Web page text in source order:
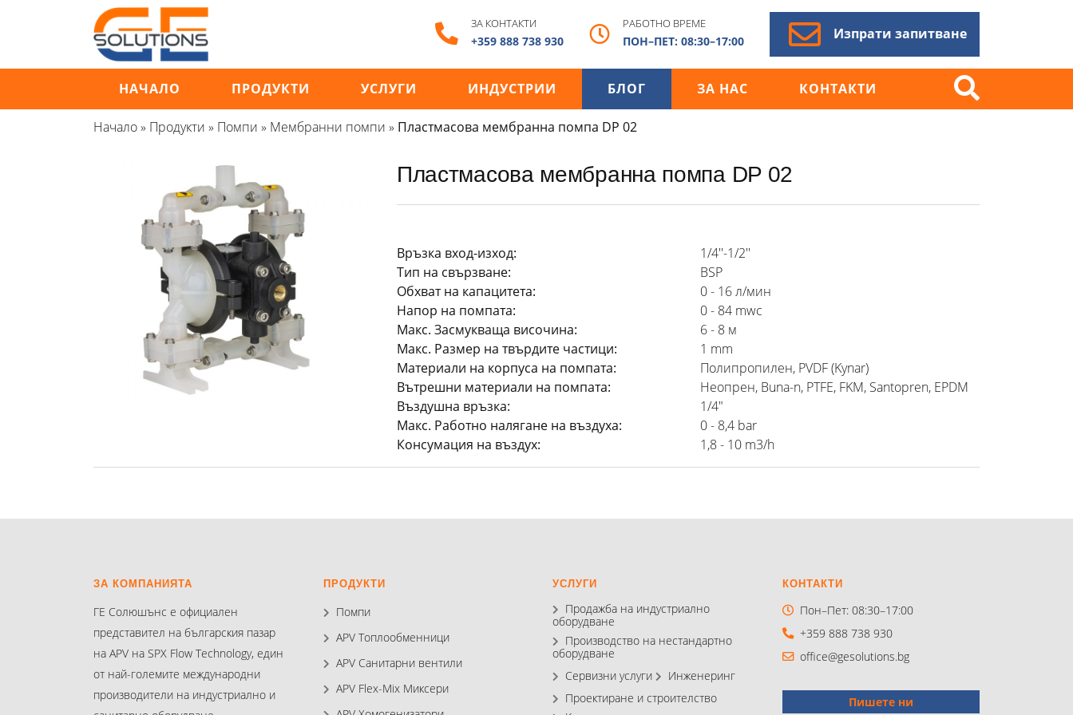
ЗА КОНТАКТИ
+359 888 738 930
РАБОТНО ВРЕМЕ
ПОН–ПЕТ: 08:30–17:00 Изпрати запитване
НАЧАЛО ПРОДУКТИ УСЛУГИ ИНДУСТРИИ БЛОГ ЗА НАС КОНТАКТИ
Начало» Продукти » Помпи » Мембранни помпи » Пластмасова мембранна помпа DP 02
Пластмасова мембранна помпа DP 02
Връзка вход-изход:
1/4''-1/2''
Тип на свързване:
BSP
Обхват на капацитета:
0 - 16 л/мин
Напор на помпата:
0 - 84 mwc
Макс. Засмукваща височина:
6 - 8 м
Макс. Размер на твърдите частици:
1 mm
Материали на корпуса на помпата:
Полипропилен, PVDF (Kynar)
Вътрешни материали на помпата:
Неопрен, Buna-n, PTFE, FKM, Santopren, EPDM
Въздушна връзка:
1/4"
Макс. Работно налягане на въздуха:
0 - 8,4 bar
Консумация на въздух:
1,8 - 10 m3/h
ЗА КОМПАНИЯТА
ГЕ Солюшънс е официален
представител на българския пазар
на APV на SPX Flow Technology, един
от най-големите международни
производители на индустриално и
ПРОДУКТИ
Помпи
APV Топлообменници
APV Санитарни вентили
APV Flex-Mix Миксери
УСЛУГИ
Продажба на индустриално
оборудване
Производство на нестандартно
оборудване
Сервизни услуги
Инженеринг
Проектиране и строителство
КОНТАКТИ
Пон–Пет: 08:30–17:00
+359 888 738 930
office@gesolutions.bg
Пишете ни